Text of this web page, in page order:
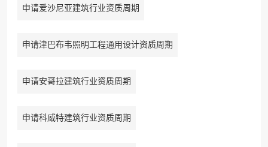
申请爱沙尼亚建筑行业资质周期
申请津巴布韦照明工程通用设计资质周期
申请安哥拉建筑行业资质周期
申请科威特建筑行业资质周期